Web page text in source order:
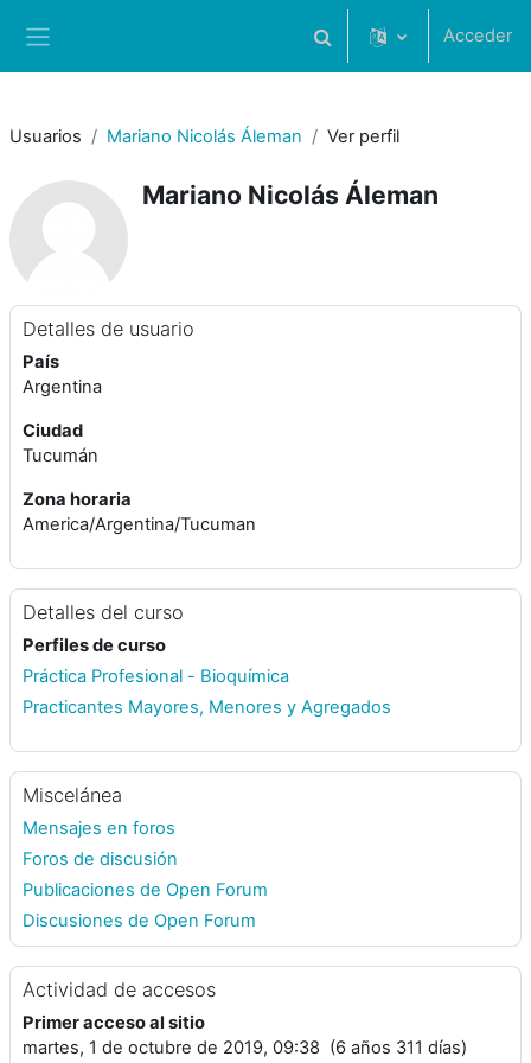
Selector de búsqueda de
Acceder
Usuarios Mariano Nicolás Áleman Ver perfil
Mariano Nicolás Áleman
Detalles de usuario
País
Argentina
Ciudad
Tucumán
Zona horaria
America/Argentina/Tucuman
Detalles del curso
Perfiles de curso
Práctica Profesional - Bioquímica
Practicantes Mayores, Menores y Agregados
Miscelánea
Mensajes en foros
Foros de discusión
Publicaciones de Open Forum
Discusiones de Open Forum
Actividad de accesos
Primer acceso al sitio
martes, 1 de octubre de 2019, 09:38 (6 años 311 días)